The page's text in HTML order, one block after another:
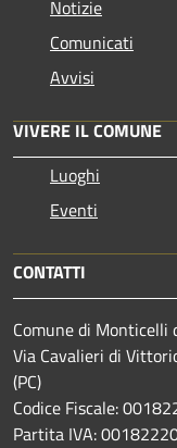
Notizie
Comunicati
Avvisi
VIVERE IL COMUNE
Luoghi
Eventi
CONTATTI
Comune di Monticelli
Via Cavalieri di
(PC)
Codice Fiscale:
Partita IVA: